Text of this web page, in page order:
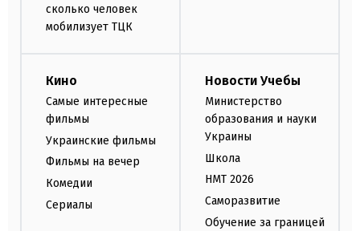
сколько человек
мобилизует ТЦК
Кино
Самые интересные
фильмы
Украинские фильмы
Фильмы на вечер
Комедии
Сериалы
Новости Учебы
Министерство
образования и науки
Украины
Школа
НМТ 2026
Саморазвитие
Обучение за границей